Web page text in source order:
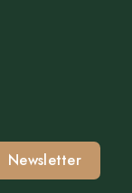
Newsletter